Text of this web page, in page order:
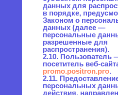
и обязанности Оператора
3.1. Оператор имеет право:
— получать от субъекта
персональных данных
достоверные информацию и/
или документы, содержащие
персональные данные;
— в случае отзыва субъектом
персональных данных
согласия на обработку
персональных данных
Оператор вправе продолжить
обработку персональных
данных без согласия субъекта
персональных данных при
наличии оснований, указанных
в Законе о персональных